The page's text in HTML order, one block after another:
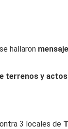
hallaron
terrenos y
3 locales de